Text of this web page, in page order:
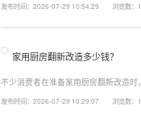
上之家，或是经常泡茶、冲奶、清洗果
发布时间：2026-07-29 10:54:29 浏览数：
家用厨房翻新改造多少钱？
不少消费者在准备家用厨房翻新改造时
围、空间面积、材料品质、功能配置以
发布时间：2026-07-29 10:29:07 浏览数：